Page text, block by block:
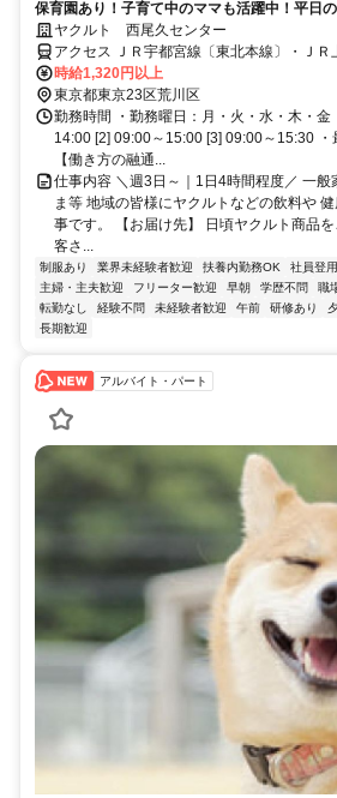
保育園あり！子育て中のママも活躍中！平日
と両立できます◎
ヤクルト 西尾久センター
アクセス ＪＲ宇都宮線〔東北本線〕・ＪＲ
約6分、都電荒川線 荒川遊園地前徒歩約9分
11分
時給1,320円以上
東京都東京23区荒川区
勤務時間 ・勤務曜日：月・火・水・木・金
14:00 [2] 09:00～15:00 [3] 09:00～15:30 ・
【働き方の融通...
仕事内容 ＼週3日～｜1日4時間程度／ 一般
ま等 地域の皆様にヤクルトなどの飲料や
事です。 【お届け先】 日頃ヤクルト商品
客さ...
制服あり 業界未経験者歓迎 扶養内勤務OK 社員登
主婦・主夫歓迎
フリーター歓迎 早朝 学歴不問 職
転勤なし
経験不問 未経験者歓迎 午前 研修あり
長期歓迎
アルバイト・パート